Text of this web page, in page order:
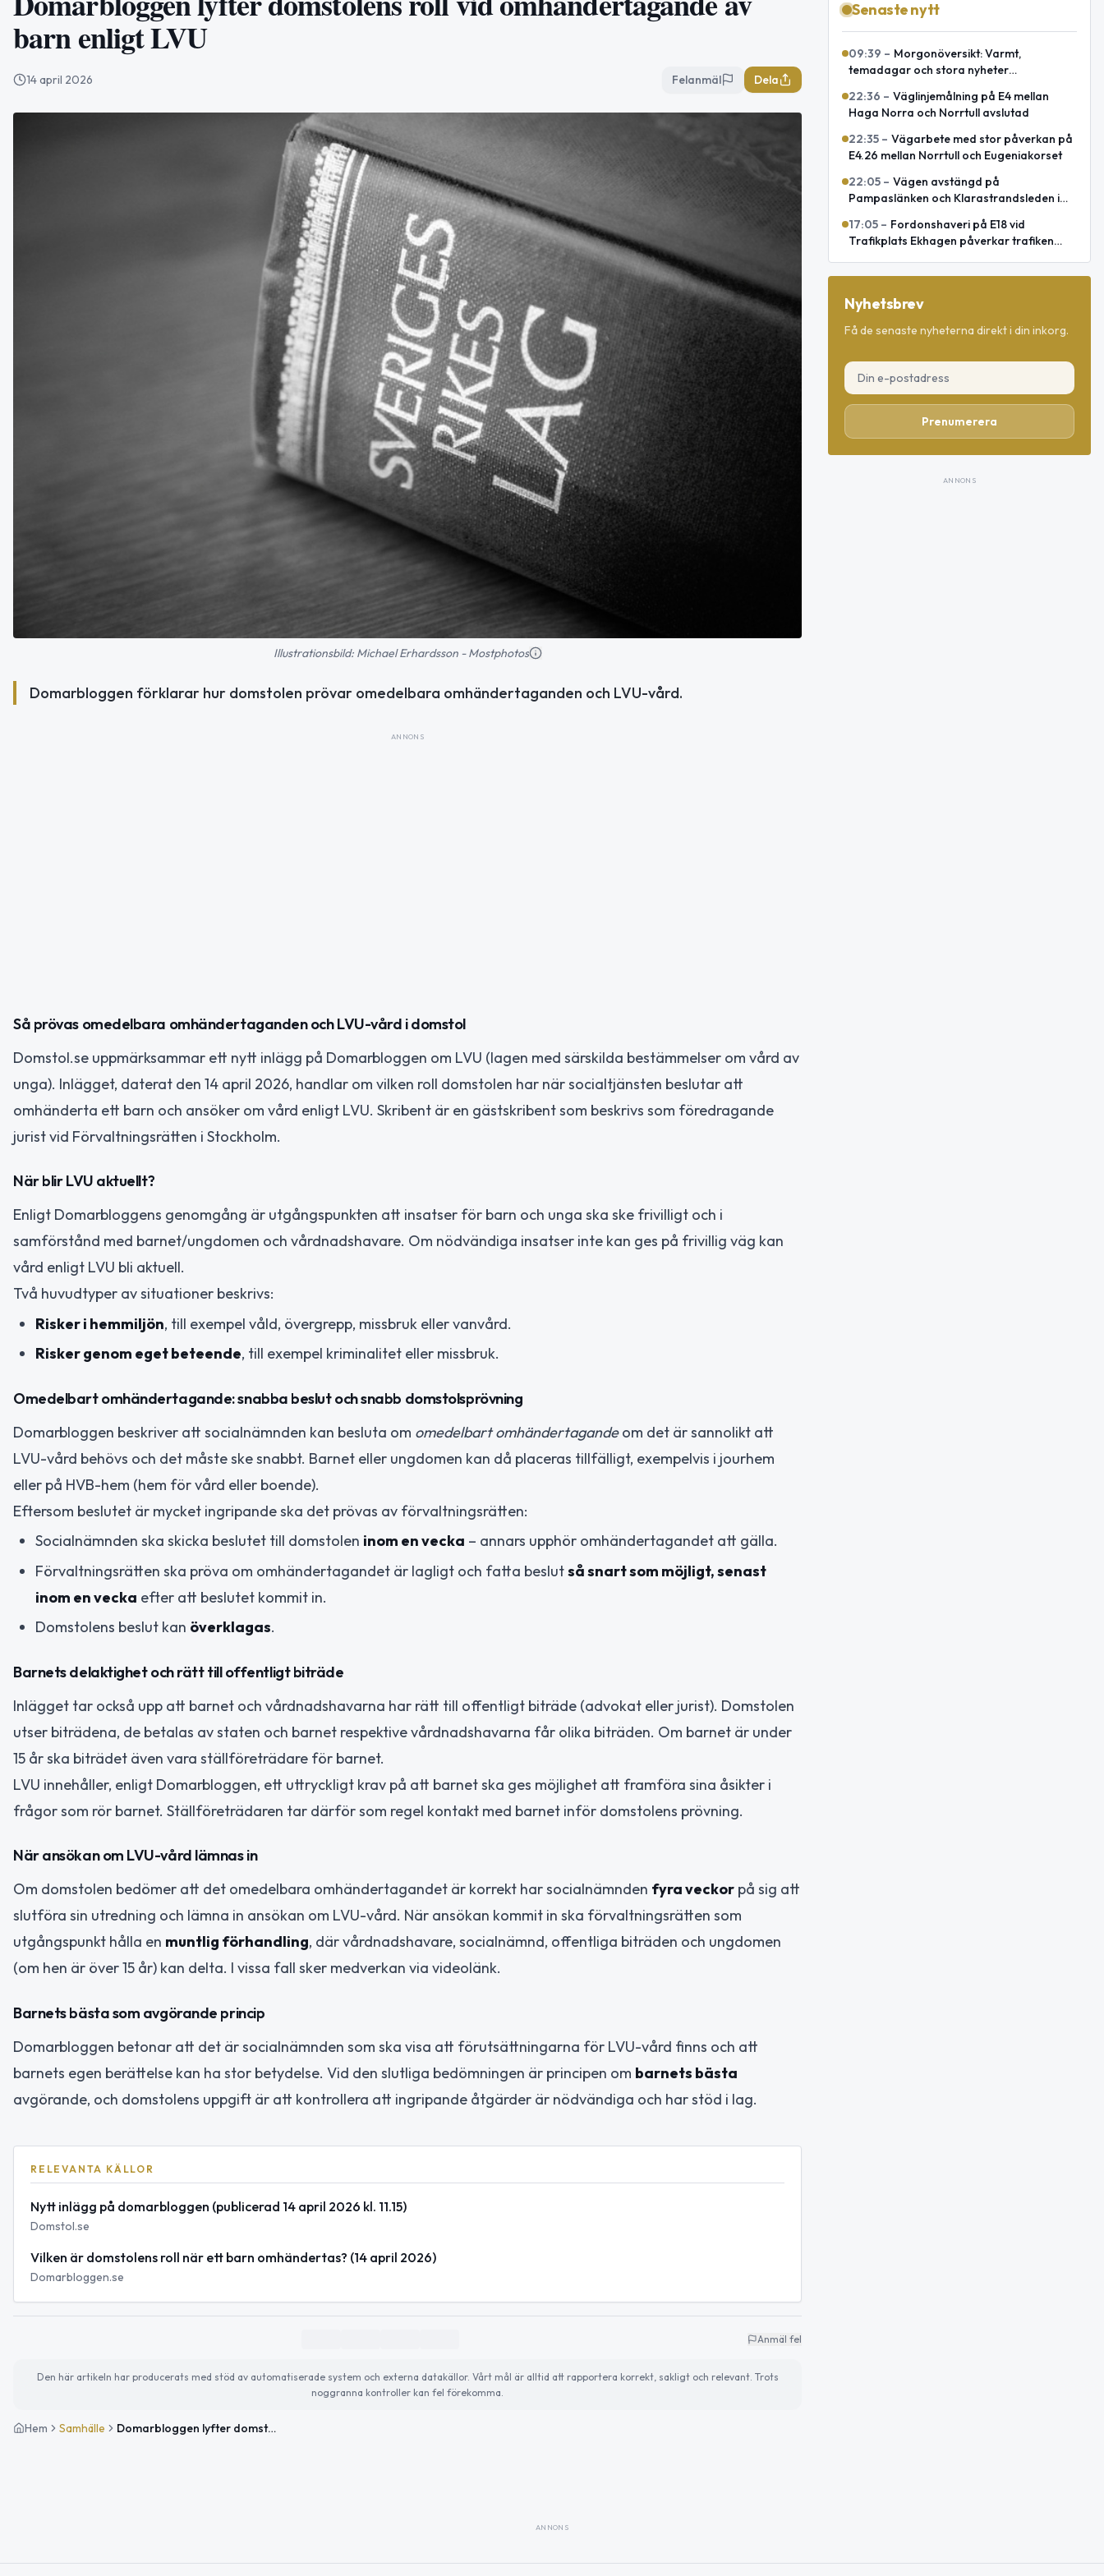
barn enligt LVU
14 april 2026 Felanmäl Dela
Illustrationsbild: Michael Erhardsson - Mostphotos
Domarbloggen förklarar hur domstolen prövar omedelbara omhändertaganden och LVU-vård.
ANNONS
Så prövas omedelbara omhändertaganden och LVU-vård i domstol
Domstol.se uppmärksammar ett nytt inlägg på Domarbloggen om LVU (lagen med särskilda bestämmelser om vård av
unga). Inlägget, daterat den 14 april 2026, handlar om vilken roll domstolen har när socialtjänsten beslutar att
omhänderta ett barn och ansöker om vård enligt LVU. Skribent är en gästskribent som beskrivs som föredragande
jurist vid Förvaltningsrätten i Stockholm.
När blir LVU aktuellt?
Enligt Domarbloggens genomgång är utgångspunkten att insatser för barn och unga ska ske frivilligt och i
samförstånd med barnet/ungdomen och vårdnadshavare. Om nödvändiga insatser inte kan ges på frivillig väg kan
vård enligt LVU bli aktuell.
Två huvudtyper av situationer beskrivs:
Risker i hemmiljön, till exempel våld, övergrepp, missbruk eller vanvård.
Risker genom eget beteende, till exempel kriminalitet eller missbruk.
Omedelbart omhändertagande: snabba beslut och snabb domstolsprövning
Domarbloggen beskriver att socialnämnden kan besluta om omedelbart omhändertagandeom det är sannolikt att
LVU-vård behövs och det måste ske snabbt. Barnet eller ungdomen kan då placeras tillfälligt, exempelvis i jourhem
eller på HVB-hem (hem för vård eller boende).
Eftersom beslutet är mycket ingripande ska det prövas av förvaltningsrätten:
Socialnämnden ska skicka beslutet till domstolen inom en vecka – annars upphör omhändertagandet att gälla.
Förvaltningsrätten ska pröva om omhändertagandet är lagligt och fatta beslutså snart som möjligt, senast
inom en vecka efter att beslutet kommit in.
Domstolens beslut kan överklagas.
Barnets delaktighet och rätt till offentligt biträde
Inlägget tar också upp att barnet och vårdnadshavarna har rätt till offentligt biträde (advokat eller jurist). Domstolen
utser biträdena, de betalas av staten och barnet respektive vårdnadshavarna får olika biträden. Om barnet är under
15 år ska biträdet även vara ställföreträdare för barnet.
LVU innehåller, enligt Domarbloggen, ett uttryckligt krav på att barnet ska ges möjlighet att framföra sina åsikter i
frågor som rör barnet. Ställföreträdaren tar därför som regel kontakt med barnet inför domstolens prövning.
När ansökan om LVU-vård lämnas in
Om domstolen bedömer att det omedelbara omhändertagandet är korrekt har socialnämnden fyra veckor på sig att
slutföra sin utredning och lämna in ansökan om LVU-vård. När ansökan kommit in ska förvaltningsrätten som
utgångspunkt hålla en muntlig förhandling, där vårdnadshavare, socialnämnd, offentliga biträden och ungdomen
(om hen är över 15 år) kan delta. I vissa fall sker medverkan via videolänk.
Barnets bästa som avgörande princip
Domarbloggen betonar att det är socialnämnden som ska visa att förutsättningarna för LVU-vård finns och att
barnets egen berättelse kan ha stor betydelse. Vid den slutliga bedömningen är principen om barnets bästa
avgörande, och domstolens uppgift är att kontrollera att ingripande åtgärder är nödvändiga och har stöd i lag.
RELEVANTA KÄLLOR
Nytt inlägg på domarbloggen (publicerad 14 april 2026 kl. 11.15)
Domstol.se
Vilken är domstolens roll när ett barn omhändertas? (14 april 2026)
Domarbloggen.se
Anmäl fel
Den här artikeln har producerats med stöd av automatiserade system och externa datakällor. Vårt mål är alltid att rapportera korrekt, sakligt och relevant. Trots
noggranna kontroller kan fel förekomma.
Hem Samhälle Domarbloggen lyfter domstolens roll vid omhändertagande av barn enligt LVU
Senaste nytt
09:39 – Morgonöversikt: Varmt,
temadagar och stora nyheter
22:36 – Väglinjemålning på E4 mellan
Haga Norra och Norrtull avslutad
22:35 – Vägarbete med stor påverkan på
E4.26 mellan Norrtull och Eugeniakorset
22:05 – Vägen avstängd på
Pampaslänken och Klarastrandsleden i
17:05 – Fordonshaveri på E18 vid
Trafikplats Ekhagen påverkar trafiken
Nyhetsbrev
Få de senaste nyheterna direkt i din inkorg.
Prenumerera
ANNONS
ANNONS